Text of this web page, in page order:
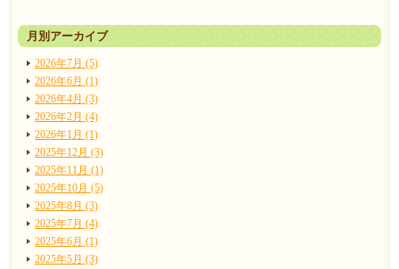
月別アーカイブ
2026年7月 (5)
2026年6月 (1)
2026年4月 (3)
2026年2月 (4)
2026年1月 (1)
2025年12月 (3)
2025年11月 (1)
2025年10月 (5)
2025年8月 (3)
2025年7月 (4)
2025年6月 (1)
2025年5月 (3)